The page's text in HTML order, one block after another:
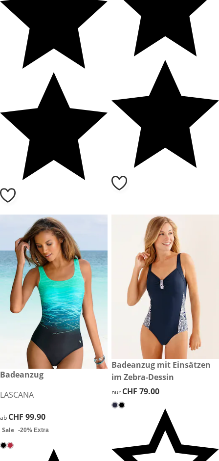
CHF 99.90
Sale
Badeanzug
LASCANA
CHF 99.90
ab CHF 99.90
Sale -20% Extra
CHF 79.00
Badeanzug mit Einsätzen
im Zebra-Dessin
CHF 79.00
nur CHF 79.00